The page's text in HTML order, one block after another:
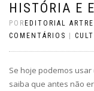
HISTÓRIA E
POR EDITORIAL
COMENTÁRIOS
Se hoje podemos
saiba que antes não